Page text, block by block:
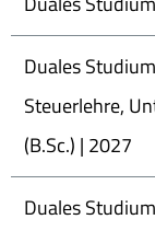
Duales
Steuerlehre,
(B.Sc.) | 2027
Duales